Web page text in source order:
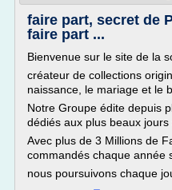
faire part, secret de
faire part ...
Bienvenue sur le site de la
créateur de collections
naissance, le mariage et le
Notre Groupe édite depuis
dédiés aux plus beaux jours
Avec plus de 3 Millions de
commandés chaque année
nous poursuivons chaque